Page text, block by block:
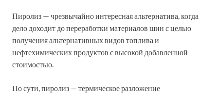
Пиролиз — чрезвычайно интересная альтернатива, когда
дело доходит до переработки материалов шин с целью
получения альтернативных видов топлива и
нефтехимических продуктов с высокой добавленной
стоимостью.
По сути, пиролиз — термическое разложение